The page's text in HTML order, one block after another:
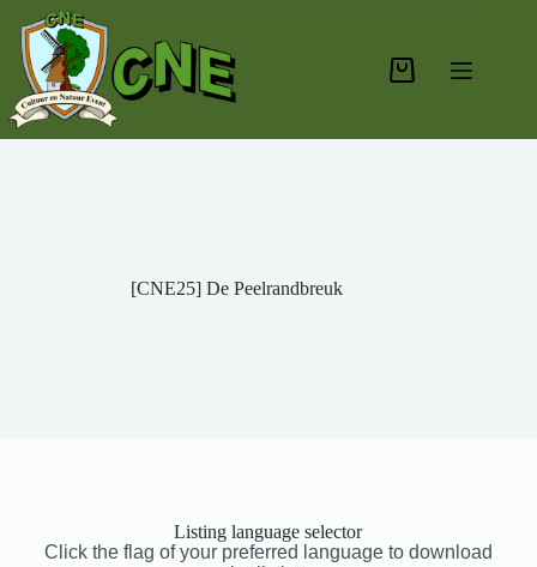
[CNE25] De Peelrandbreuk
Listing language selector
Click the flag of your preferred language to download